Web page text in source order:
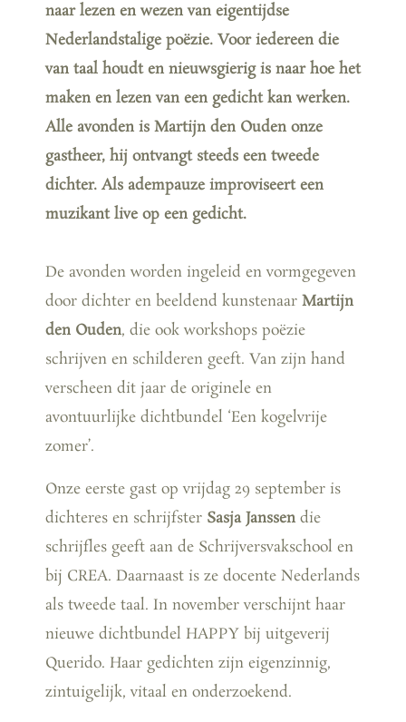
naar lezen en wezen van eigentijdse
Nederlandstalige poëzie. Voor iedereen die
van taal houdt en nieuwsgierig is naar hoe het
maken en lezen van een gedicht kan werken.
Alle avonden is Martijn den Ouden onze
gastheer, hij ontvangt steeds een tweede
dichter. Als adempauze improviseert een
muzikant live op een gedicht.
De avonden worden ingeleid en vormgegeven
door dichter en beeldend kunstenaar Martijn
den Ouden, die ook workshops poëzie
schrijven en schilderen geeft. Van zijn hand
verscheen dit jaar de originele en
avontuurlijke dichtbundel ‘Een kogelvrije
zomer’.
Onze eerste gast op vrijdag 29 september is
dichteres en schrijfster Sasja Janssen die
schrijfles geeft aan de Schrijversvakschool en
bij CREA. Daarnaast is ze docente Nederlands
als tweede taal. In november verschijnt haar
nieuwe dichtbundel HAPPY bij uitgeverij
Querido. Haar gedichten zijn eigenzinnig,
zintuigelijk, vitaal en onderzoekend.